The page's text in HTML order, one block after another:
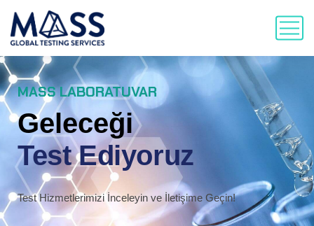
MASS LABORATUVAR
Geleceği
Test Ediyoruz
Test Hizmetlerimizi İnceleyin ve İletişime Geçin!